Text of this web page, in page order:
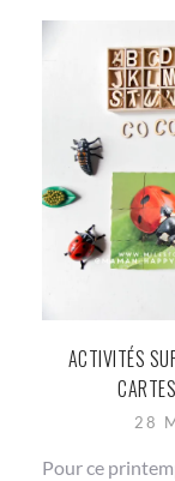
ACTIVITÉS
28
Pour ce